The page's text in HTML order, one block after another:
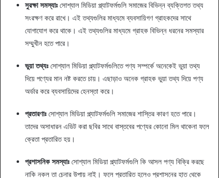
সুরক্ষা সমস্যাঃ সোশ্যাল মিডিয়া প্ল্যাটফর্মগুলি সমাজের বিভিন্ন ব্যক্তিগত তথ্য
সংরক্ষণ করে রাখে। এই তথ্যগুলির মাধ্যমে ব্যবসায়িগণ গ্রাহকদের সাথে
যোগাযোগ করে থাকে। এই তথ্যগুলির মাধ্যমে গ্রাহক বিভিন্ন ধরনের সমস্যার
সম্মুখীন হতে পারে।
ভুয়া তথ্যঃ সোশ্যাল মিডিয়া প্ল্যাটফর্মগুলিতে পণ্য সম্পর্কে অনেকেই ভুয়া তথ্য
দিয়ে পণ্যের মান নষ্ট করতে চায়। এছাড়াও অনেক গ্রাহক ভুয়া তথ্য দিয়ে পণ্য
অর্ডার করে ব্যবসায়িদের হেনস্তা করে।
প্রতারণাঃ সোশ্যাল মিডিয়া প্ল্যাটফর্মগুলি সমাজের শাস্তির কারণ হতে পারে।
তাদের অসাধারন এডিট করা ছবির সাথে বাস্তবের পণ্যের কোনো মিল থাকেনা ফলে
ক্রেতা প্রতারিত হয়।
প্রশাসনিক সমস্যাঃ সোশ্যাল মিডিয়া প্ল্যাটফর্মগুলি কি আসল পণ্য বিক্রি করছে
নাকি নকল তা চেনার উপায় নাই। ফলে প্রতারিত হলেও প্রশাসনের হাত থেকে